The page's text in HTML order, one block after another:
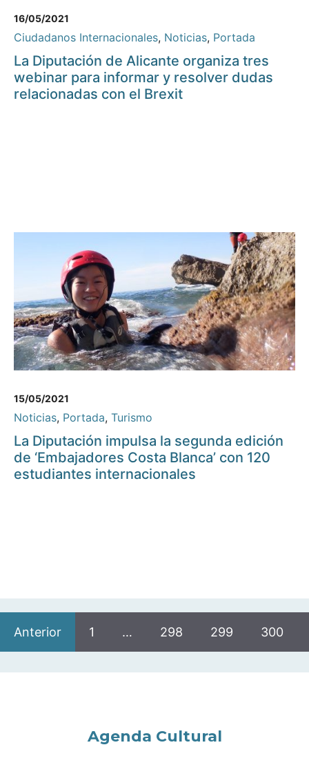
16/05/2021
Ciudadanos Internacionales, Noticias, Portada
La Diputación de Alicante organiza tres
webinar para informar y resolver dudas
relacionadas con el Brexit
15/05/2021
Noticias, Portada, Turismo
La Diputación impulsa la segunda edición
de ‘Embajadores Costa Blanca’ con 120
estudiantes internacionales
Anterior 1 … 298 299 300
Agenda Cultural